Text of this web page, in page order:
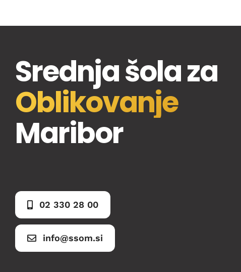
Srednja šola za
Oblikovanje
Maribor
02 330 28 00
info@ssom.si